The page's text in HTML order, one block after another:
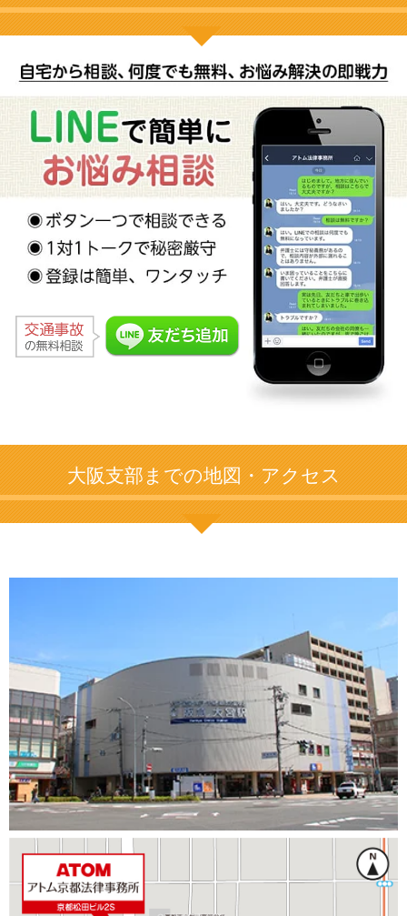
大阪支部までの地図・アクセス